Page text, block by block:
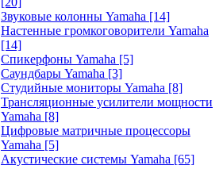
Звуковые колонны Yamaha [14]
Настенные громкоговорители Yamaha
[14]
Спикерфоны Yamaha [5]
Саундбары Yamaha [3]
Студийные мониторы Yamaha [8]
Трансляционные усилители мощности
Yamaha [8]
Цифровые матричные процессоры
Yamaha [5]
Акустические системы Yamaha [65]